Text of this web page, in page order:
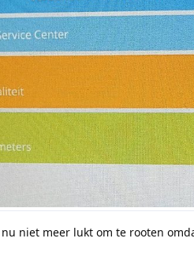
niet meer lukt om te rooten